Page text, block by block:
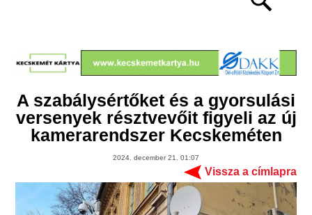
A szabálysértőket és a gyorsulási
versenyek résztvevőit figyeli az új
kamerarendszer Kecskeméten
2024. december 21. 01:07
Vissza a címlapra